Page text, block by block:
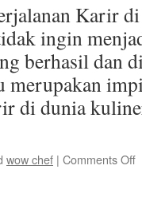
Karir
ingin
berhasil dan
di dunia
wow chef | Comments Off